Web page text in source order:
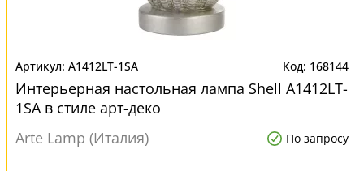
A1412LT-1SA 168144
Интерьерная настольная лампа Shell A1412LT-
1SA в стиле арт-деко
Arte Lamp (Италия)
По запросу